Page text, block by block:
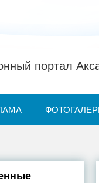
портал